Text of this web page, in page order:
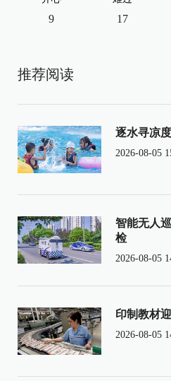
9 17
推荐阅读
逐水寻凉
2026-08-05
智能无人
检
2026-08-05
印制教材
2026-08-05